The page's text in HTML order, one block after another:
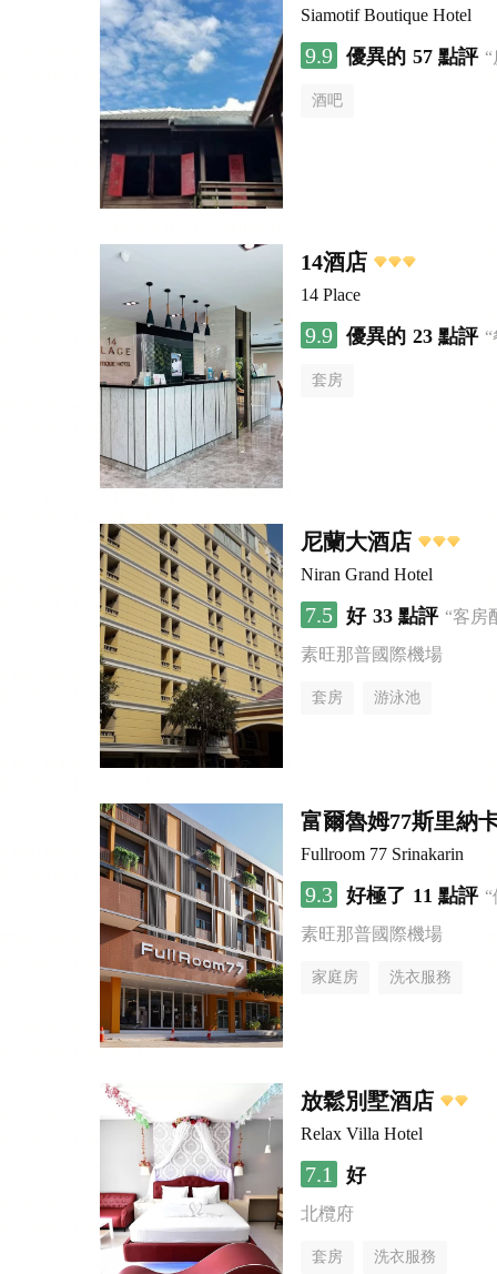
Siamotif Boutique Hotel
9.9 優異的 57 點評
酒吧
14酒店
14 Place
9.9 優異的 23 點評
套房
尼蘭大酒店
Niran Grand Hotel
7.5 好 33 點評 “客房
素旺那普國際機場
套房 游泳池
富爾魯姆77斯里納
Fullroom 77 Srinakarin
9.3 好極了 11 點評
素旺那普國際機場
家庭房 洗衣服務
放鬆別墅酒店
Relax Villa Hotel
7.1 好
北欖府
套房 洗衣服務